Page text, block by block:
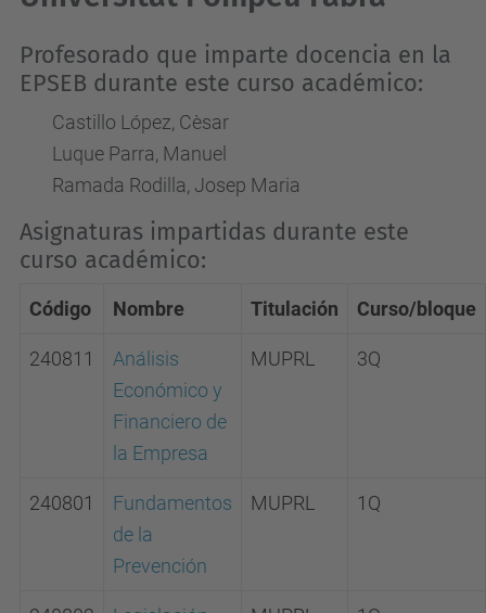
Profesorado que imparte docencia en la
EPSEB durante este curso académico:
Castillo López, Cèsar
Luque Parra, Manuel
Ramada Rodilla, Josep Maria
Asignaturas impartidas durante este
curso académico:
Código Nombre Titulación Curso/bloque
240811
Análisis
Económico y
Financiero de
la Empresa
MUPRL 3Q
240801
Fundamentos
de la
Prevención
MUPRL 1Q